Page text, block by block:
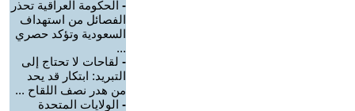
- الحكومة العراقية تحذر
الفصائل من استهداف
السعودية وتؤكد حصري
...
- لقاحات لا تحتاج إلى
التبريد: ابتكار قد يحد
من هدر نصف اللقاح ...
- الولايات المتحدة